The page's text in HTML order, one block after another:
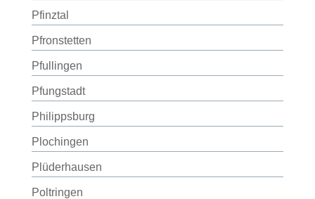
Pfinztal
Pfronstetten
Pfullingen
Pfungstadt
Philippsburg
Plochingen
Plüderhausen
Poltringen